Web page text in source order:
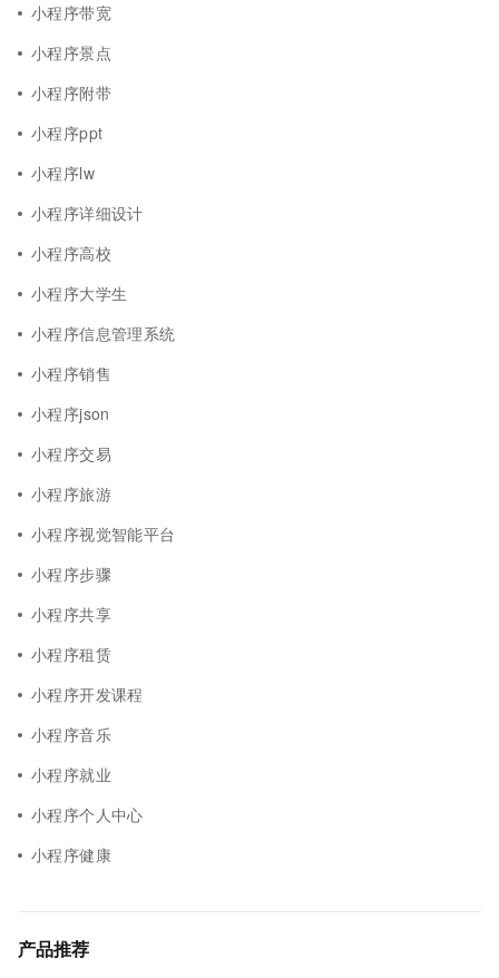
小程序带宽
小程序景点
小程序附带
小程序ppt
小程序lw
小程序详细设计
小程序高校
小程序大学生
小程序信息管理系统
小程序销售
小程序json
小程序交易
小程序旅游
小程序视觉智能平台
小程序步骤
小程序共享
小程序租赁
小程序开发课程
小程序音乐
小程序就业
小程序个人中心
小程序健康
产品推荐